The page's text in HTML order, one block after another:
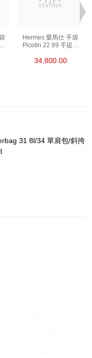
Hermes 愛馬仕 手袋
Picotin 22 89 手提包
34,800.00
31 8l/34 單肩包/斜挎